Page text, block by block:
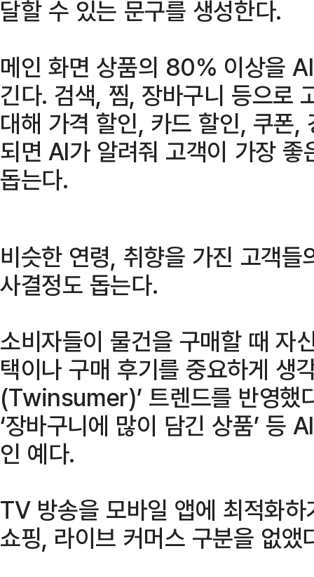
달할 수 있는 문구를 생성한다.
메인 화면 상품의 80% 이상을
긴다. 검색, 찜, 장바구니 등으로
대해 가격 할인, 카드 할인, 쿠폰,
되면 AI가 알려줘 고객이 가장
돕는다.
비슷한 연령, 취향을 가진 고객
사결정도 돕는다.
소비자들이 물건을 구매할 때 자
택이나 구매 후기를 중요하게 생
(Twinsumer)’ 트렌드를 반영했
‘장바구니에 많이 담긴 상품’ 등
인 예다.
TV 방송을 모바일 앱에 최적화
쇼핑, 라이브 커머스 구분을 없앴